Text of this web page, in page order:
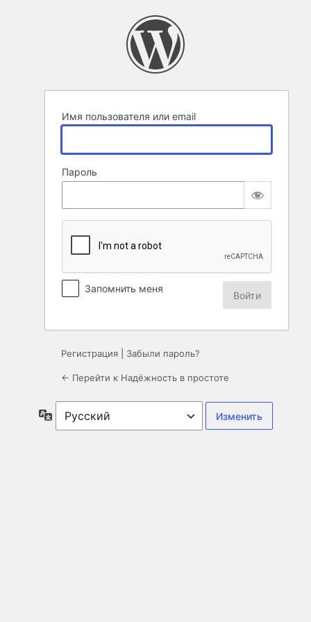
Имя пользователя или email
Пароль
Запомнить меня
Регистрация Забыли пароль?
← Перейти к Надёжность в простоте
Язык